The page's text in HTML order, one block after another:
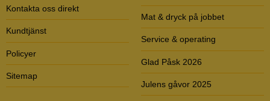
Kontakta oss direkt
Kundtjänst
Policyer
Sitemap
Mat & dryck på jobbet
Service & operating
Glad Påsk 2026
Julens gåvor 2025